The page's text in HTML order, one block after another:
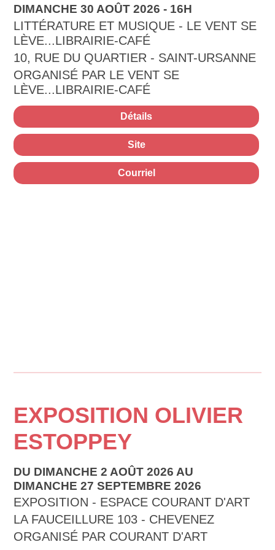
DIMANCHE 30 AOÛT 2026 - 16H
LITTÉRATURE ET MUSIQUE - LE VENT SE
LÈVE...LIBRAIRIE-CAFÉ
10, RUE DU QUARTIER - SAINT-URSANNE
ORGANISÉ PAR LE VENT SE
LÈVE...LIBRAIRIE-CAFÉ
Détails
Site
Courriel
EXPOSITION OLIVIER
ESTOPPEY
DU DIMANCHE 2 AOÛT 2026 AU
DIMANCHE 27 SEPTEMBRE 2026
EXPOSITION - ESPACE COURANT D'ART
LA FAUCEILLURE 103 - CHEVENEZ
ORGANISÉ PAR COURANT D'ART